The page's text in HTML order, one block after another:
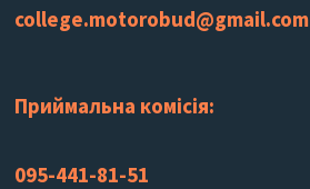
college.motorobud@gmail.com
Приймальна комісія:
095-441-81-51